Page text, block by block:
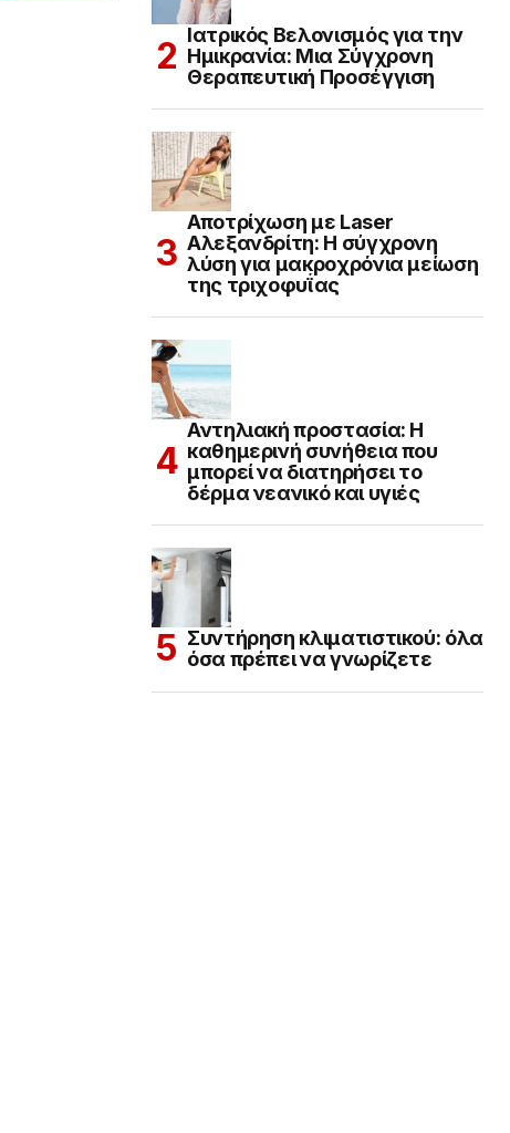
Ιατρικός Βελονισμός για την
Ημικρανία: Μια Σύγχρονη
Θεραπευτική Προσέγγιση
Αποτρίχωση με Laser
Αλεξανδρίτη: Η σύγχρονη
λύση για μακροχρόνια μείωση
της τριχοφυΐας
Αντηλιακή προστασία: Η
καθημερινή συνήθεια που
μπορεί να διατηρήσει το
δέρμα νεανικό και υγιές
Συντήρηση κλιματιστικού: όλα
όσα πρέπει να γνωρίζετε